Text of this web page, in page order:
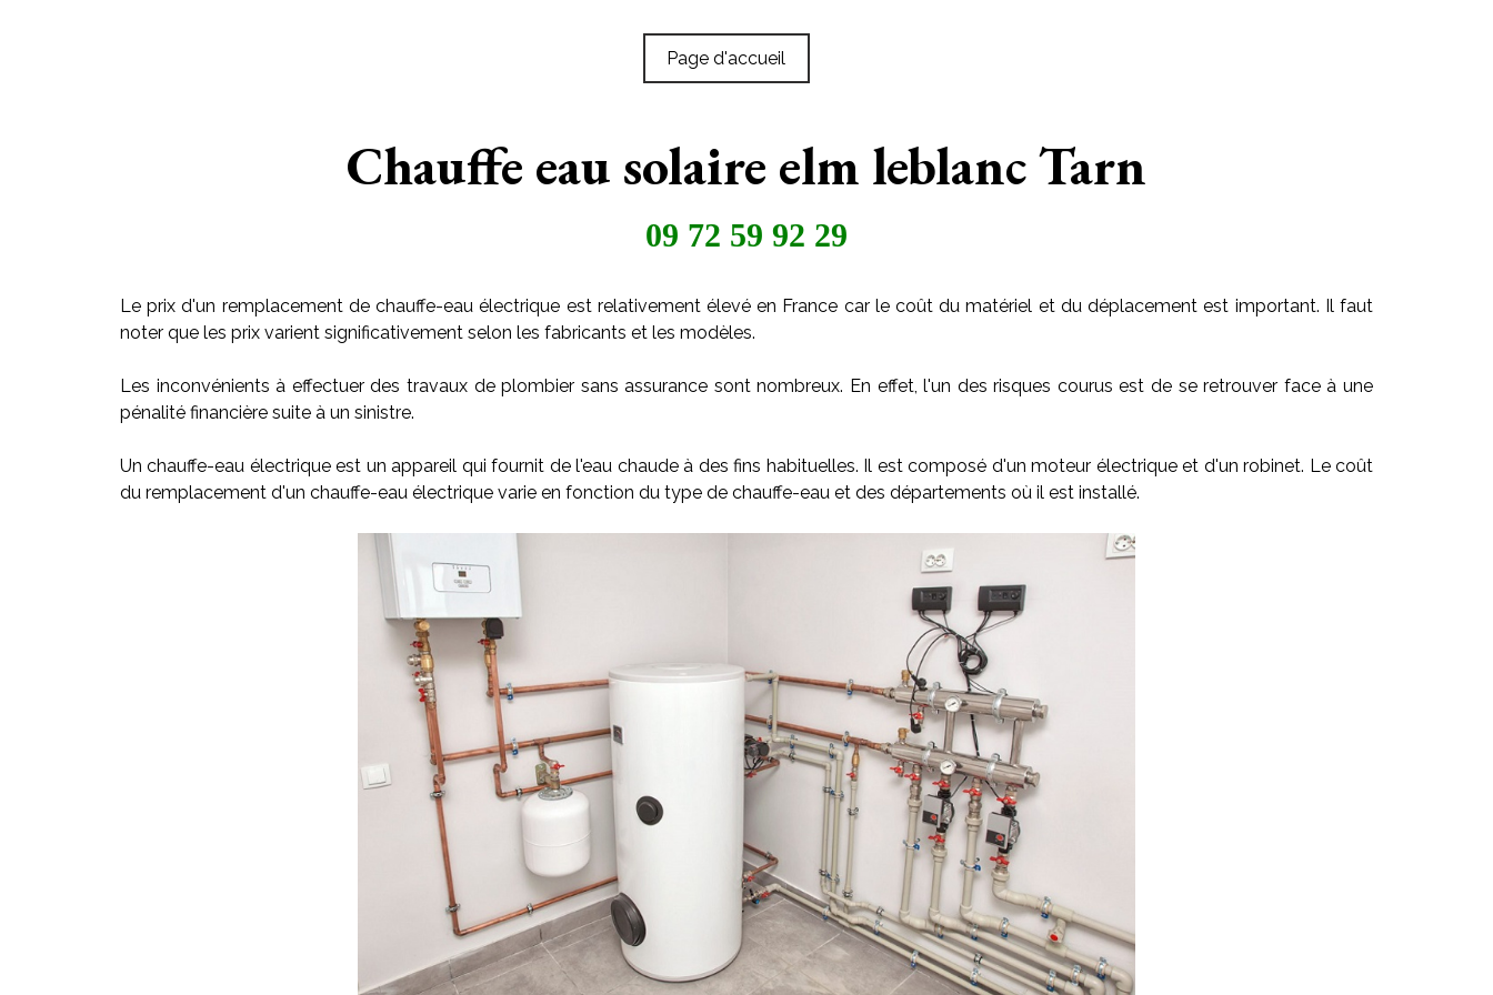
Page d'accueil
Chauffe eau solaire elm leblanc Tarn
09 72 59 92 29
Le prix d'un remplacement de chauffe-eau électrique est relativement élevé en France car le coût du matériel et du déplacement est important. Il faut
noter que les prix varient significativement selon les fabricants et les modèles.
Les inconvénients à effectuer des travaux de plombier sans assurance sont nombreux. En effet, l'un des risques courus est de se retrouver face à une
pénalité financière suite à un sinistre.
Un chauffe-eau électrique est un appareil qui fournit de l'eau chaude à des fins habituelles. Il est composé d'un moteur électrique et d'un robinet. Le coût
du remplacement d'un chauffe-eau électrique varie en fonction du type de chauffe-eau et des départements où il est installé.